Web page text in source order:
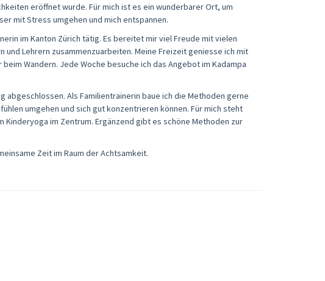
eröffnet wurde. Für mich ist es ein wunderbarer Ort, um
mit Stress umgehen und mich entspannen.
im Kanton Zürich tätig. Es bereitet mir viel Freude mit vielen
und Lehrern zusammenzuarbeiten. Meine Freizeit geniesse ich mit
Wandern. Jede Woche besuche ich das Angebot im Kadampa
abgeschlossen. Als Familientrainerin baue ich die Methoden gerne
umgehen und sich gut konzentrieren können. Für mich steht
Kinderyoga im Zentrum. Ergänzend gibt es schöne Methoden zur
Zeit im Raum der Achtsamkeit.